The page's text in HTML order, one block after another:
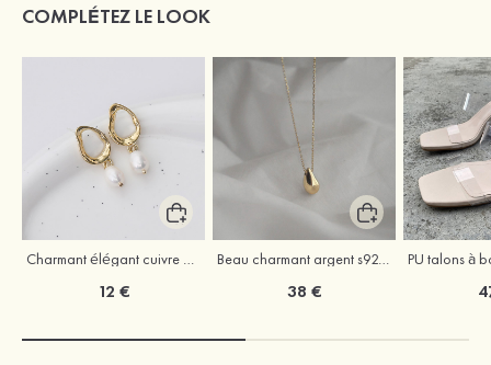
COMPLÉTEZ LE LOOK
Charmant élégant cuivre boucles d'oreilles avec perle
12 €
Beau charmant argent s925 colliers
38 €